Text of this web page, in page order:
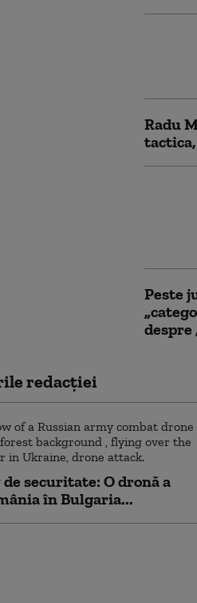
Radu
Peste
despre
redacţiei
securitate: O dronă a
în Bulgaria...